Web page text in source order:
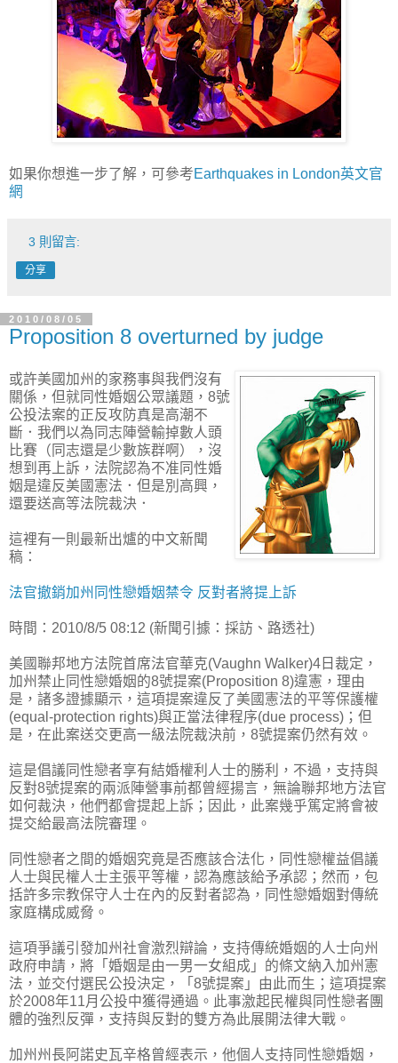
如果你想進一步了解，可參考Earthquakes in London英文官
網
3 則留言:
分享
2010/08/05
Proposition 8 overturned by judge
或許美國加州的家務事與我們沒有
關係，但就同性婚姻公眾議題，8號
公投法案的正反攻防真是高潮不
斷．我們以為同志陣營輸掉數人頭
比賽（同志還是少數族群啊），沒
想到再上訴，法院認為不准同性婚
姻是違反美國憲法．但是別高興，
還要送高等法院裁決．
這裡有一則最新出爐的中文新聞
稿：
法官撤銷加州同性戀婚姻禁令 反對者將提上訴
時間：2010/8/5 08:12 (新聞引據：採訪、路透社)
美國聯邦地方法院首席法官華克(Vaughn Walker)4日裁定，
加州禁止同性戀婚姻的8號提案(Proposition 8)違憲，理由
是，諸多證據顯示，這項提案違反了美國憲法的平等保護權
(equal-protection rights)與正當法律程序(due process)；但
是，在此案送交更高一級法院裁決前，8號提案仍然有效。
這是倡議同性戀者享有結婚權利人士的勝利，不過，支持與
反對8號提案的兩派陣營事前都曾經揚言，無論聯邦地方法官
如何裁決，他們都會提起上訴；因此，此案幾乎篤定將會被
提交給最高法院審理。
同性戀者之間的婚姻究竟是否應該合法化，同性戀權益倡議
人士與民權人士主張平等權，認為應該給予承認；然而，包
括許多宗教保守人士在內的反對者認為，同性戀婚姻對傳統
家庭構成威脅。
這項爭議引發加州社會激烈辯論，支持傳統婚姻的人士向州
政府申請，將「婚姻是由一男一女組成」的條文納入加州憲
法，並交付選民公投決定，「8號提案」由此而生；這項提案
於2008年11月公投中獲得通過。此事激起民權與同性戀者團
體的強烈反彈，支持與反對的雙方為此展開法律大戰。
加州州長阿諾史瓦辛格曾經表示，他個人支持同性戀婚姻，